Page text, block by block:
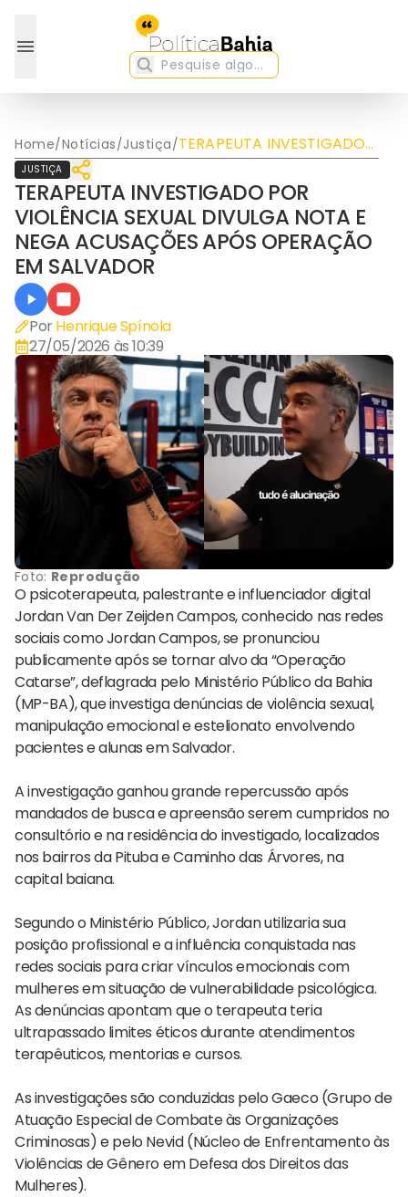
Home/Notícias/Justiça/TERAPEUTA INVESTIGADO
POR VIOLÊNCIA SEXUAL
ACUSAÇÕES APÓS
OPERAÇÃO EM SALVADOR
JUSTIÇA
TERAPEUTA INVESTIGADO POR
VIOLÊNCIA SEXUAL DIVULGA NOTA E
NEGA ACUSAÇÕES APÓS OPERAÇÃO
EM SALVADOR
Por Henrique Spínola
27/05/2026 às 10:39
Foto: Reprodução
O psicoterapeuta, palestrante e influenciador digital
Jordan Van Der Zeijden Campos, conhecido nas redes
sociais como Jordan Campos, se pronunciou
publicamente após se tornar alvo da “Operação
Catarse”, deflagrada pelo Ministério Público da Bahia
(MP-BA), que investiga denúncias de violência sexual,
manipulação emocional e estelionato envolvendo
pacientes e alunas em Salvador.
A investigação ganhou grande repercussão após
mandados de busca e apreensão serem cumpridos no
consultório e na residência do investigado, localizados
nos bairros da Pituba e Caminho das Árvores, na
capital baiana.
Segundo o Ministério Público, Jordan utilizaria sua
posição profissional e a influência conquistada nas
redes sociais para criar vínculos emocionais com
mulheres em situação de vulnerabilidade psicológica.
As denúncias apontam que o terapeuta teria
ultrapassado limites éticos durante atendimentos
terapêuticos, mentorias e cursos.
As investigações são conduzidas pelo Gaeco (Grupo de
Atuação Especial de Combate às Organizações
Criminosas) e pelo Nevid (Núcleo de Enfrentamento às
Violências de Gênero em Defesa dos Direitos das
Mulheres).